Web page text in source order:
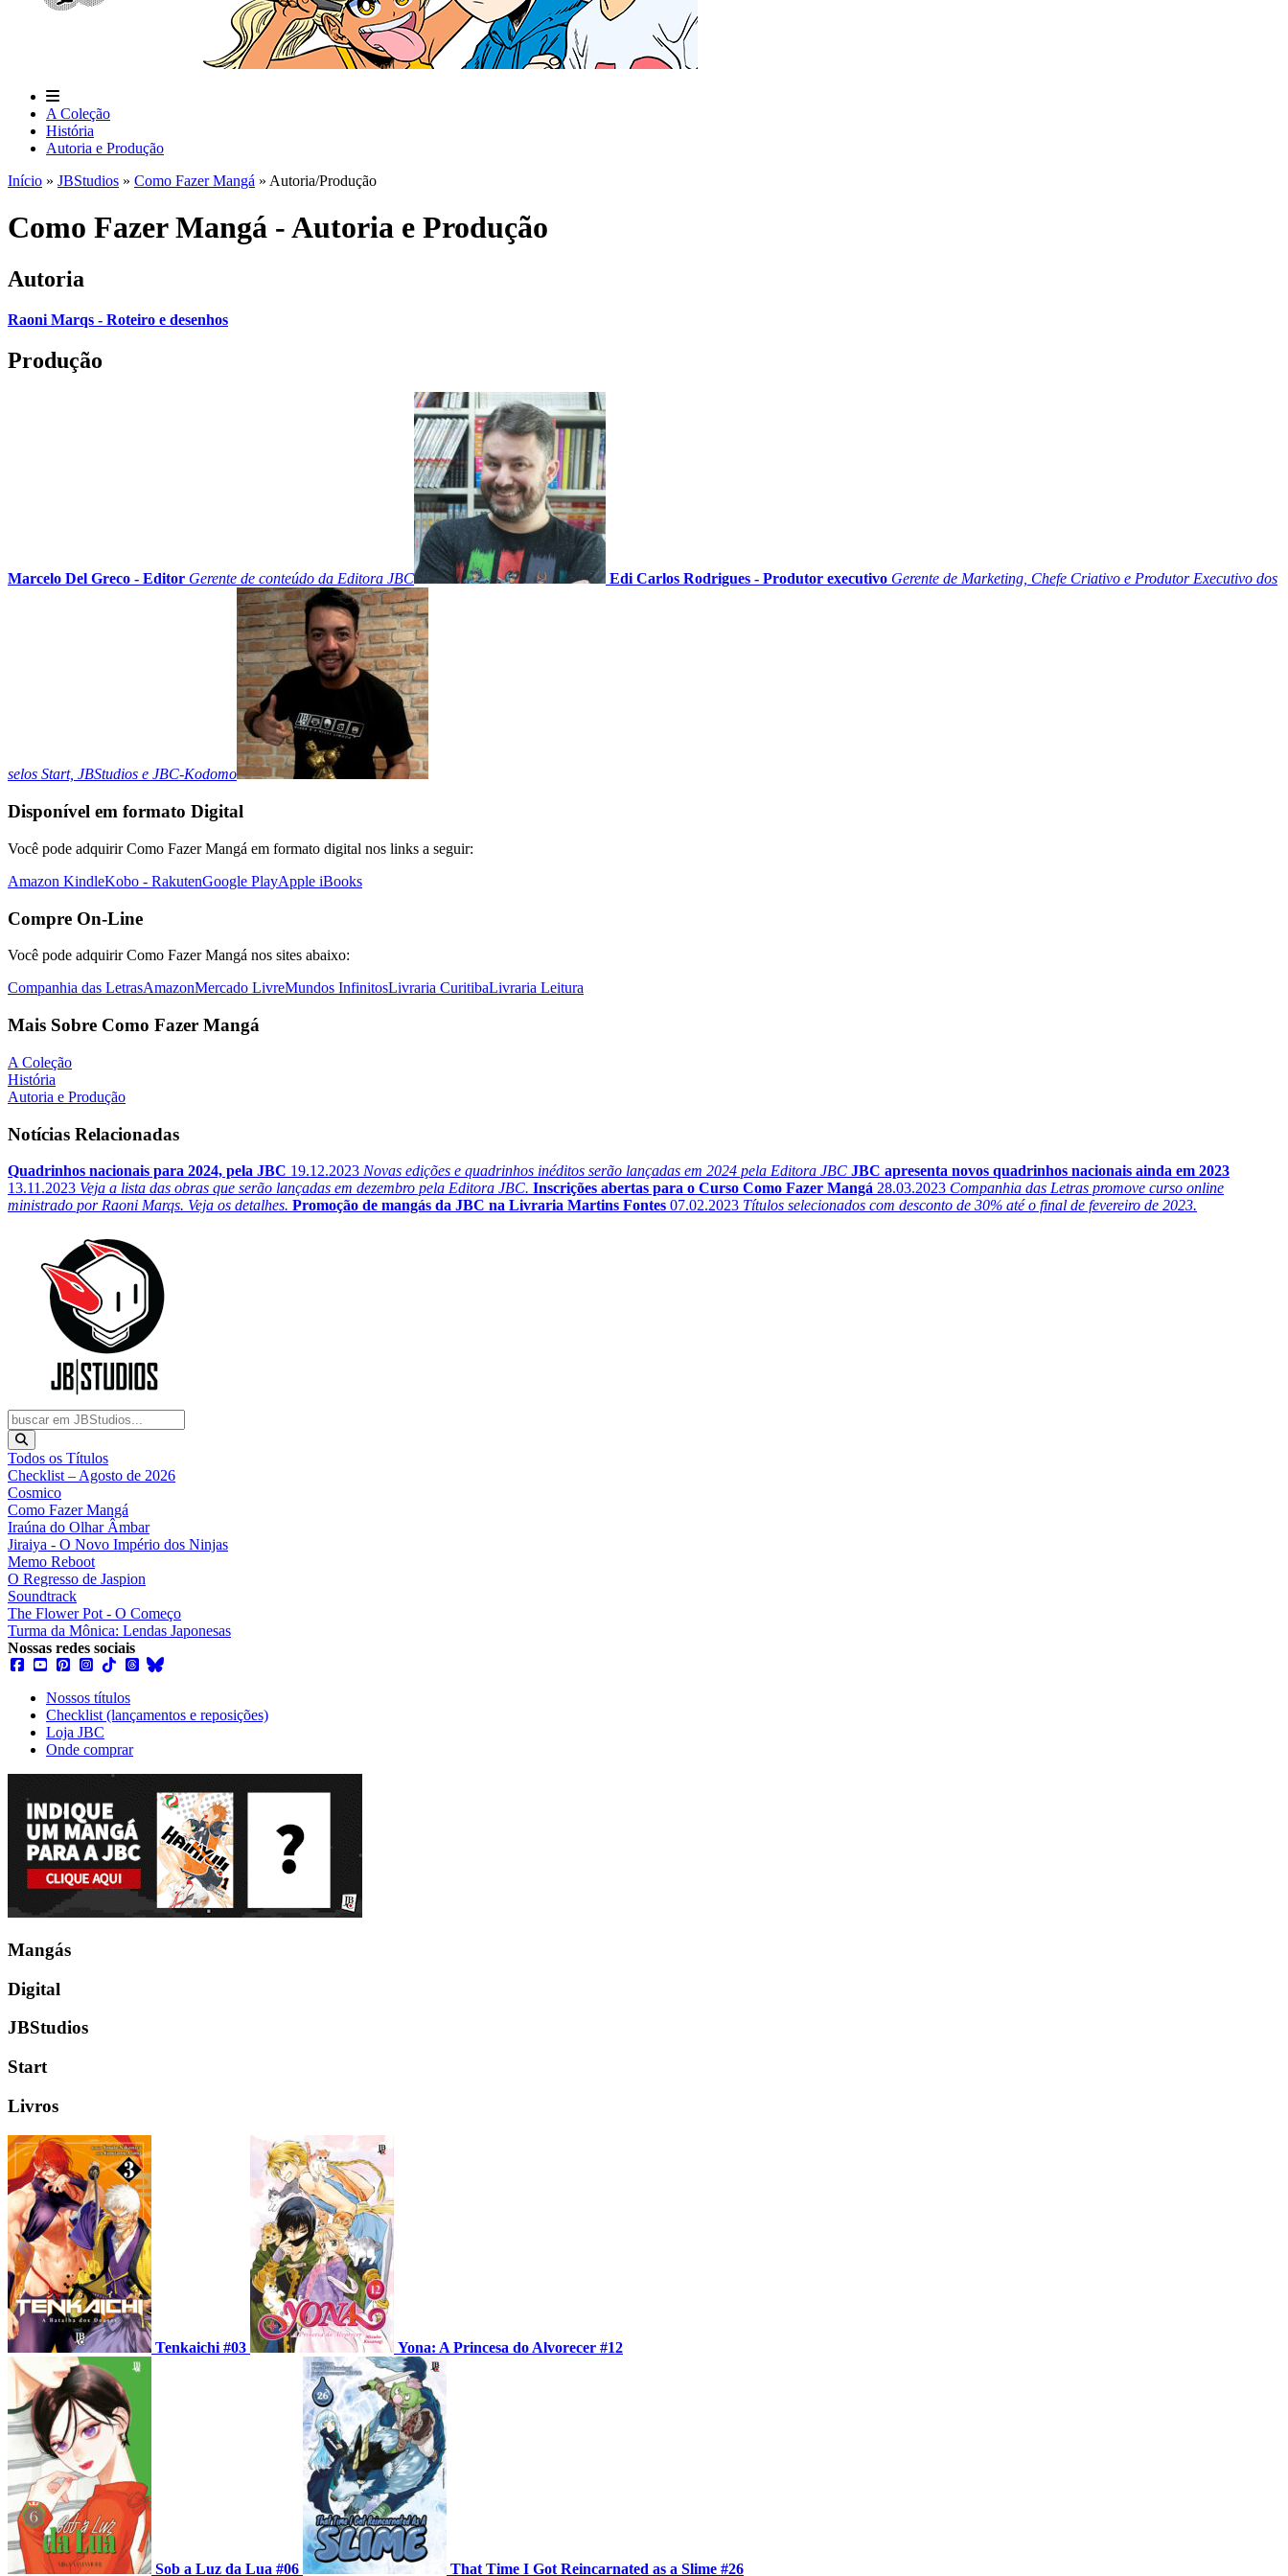
A Coleção
História
Autoria e Produção
Início » JBStudios » Como Fazer Mangá » Autoria/Produção
Como Fazer Mangá - Autoria e Produção
Autoria
Raoni Marqs - Roteiro e desenhos
Produção
Marcelo Del Greco - Editor Gerente de conteúdo da Editora JBC Edi Carlos Rodrigues - Produtor executivo Gerente de Marketing, Chefe Criativo e Produtor Executivo dos
selos Start, JBStudios e JBC-Kodomo
Disponível em formato Digital
Você pode adquirir Como Fazer Mangá em formato digital nos links a seguir:
Amazon KindleKobo - RakutenGoogle PlayApple iBooks
Compre On-Line
Você pode adquirir Como Fazer Mangá nos sites abaixo:
Companhia das LetrasAmazonMercado LivreMundos InfinitosLivraria CuritibaLivraria Leitura
Mais Sobre Como Fazer Mangá
A Coleção
História
Autoria e Produção
Notícias Relacionadas
Quadrinhos nacionais para 2024, pela JBC 19.12.2023 Novas edições e quadrinhos inéditos serão lançadas em 2024 pela Editora JBC JBC apresenta novos quadrinhos nacionais ainda em 2023
13.11.2023 Veja a lista das obras que serão lançadas em dezembro pela Editora JBC. Inscrições abertas para o Curso Como Fazer Mangá 28.03.2023 Companhia das Letras promove curso online
ministrado por Raoni Marqs. Veja os detalhes. Promoção de mangás da JBC na Livraria Martins Fontes 07.02.2023 Títulos selecionados com desconto de 30% até o final de fevereiro de 2023.
Todos os Títulos
Checklist – Agosto de 2026
Cosmico
Como Fazer Mangá
Iraúna do Olhar Âmbar
Jiraiya - O Novo Império dos Ninjas
Memo Reboot
O Regresso de Jaspion
Soundtrack
The Flower Pot - O Começo
Turma da Mônica: Lendas Japonesas
Nossas redes sociais
Nossos títulos
Checklist (lançamentos e reposições)
Loja JBC
Onde comprar
Mangás
Digital
JBStudios
Start
Livros
Tenkaichi #03 Yona: A Princesa do Alvorecer #12
Sob a Luz da Lua #06 That Time I Got Reincarnated as a Slime #26